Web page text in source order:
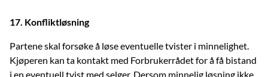
17. Konfliktløsning
Partene skal forsøke å løse eventuelle tvister i minnelighet.
Kjøperen kan ta kontakt med Forbrukerrådet for å få bistand
i en eventuell tvist med selger. Dersom minnelig løsning ikke